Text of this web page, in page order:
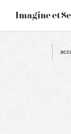
Imagine et